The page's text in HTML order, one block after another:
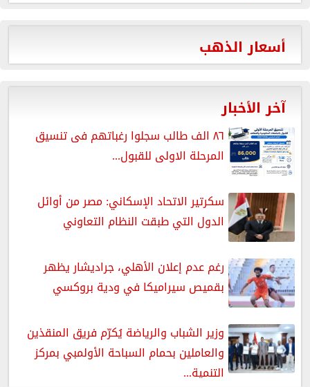
أسعار الذهب
آخر الأخبار
٨٦ الف طالب سجلوا رغباتهم فى تنسيق
المرحلة الاولى للقبول...
سكرتير الاتحاد الإسكاني: مصر من أوائل
الدول التي طبقت النظام التعاوني
رغم عدم إعلان الأهلي، جراديشار يظهر
بقميص سيراميكا في ودية بروكسي
وزير الشباب والرياضة يُكرّم فريق المنقذين
والعاملين بحمام السباحة الأولمبي بمركز
التنمية...